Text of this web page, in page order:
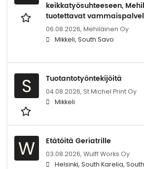
keikkatyösuhteeseen,
tuotettavat
06.08.2026, Mehiläinen Oy
Mikkeli, South Savo
S Tuotantotyöntekijöitä
04.08.2026, St Michel Print Oy
Mikkeli
W Etätöitä Geriatrille
03.08.2026, Wulff Works Oy
Helsinki, South Karelia,